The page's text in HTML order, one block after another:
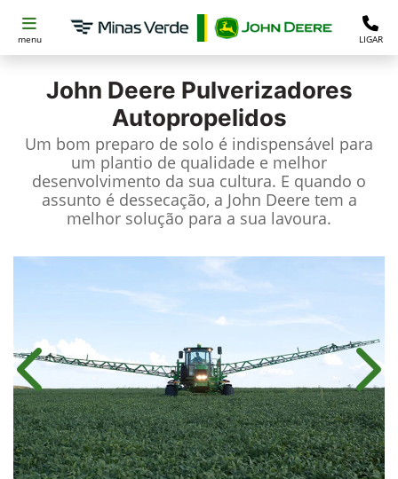
menu LIGAR
John Deere Pulverizadores
Autopropelidos
Um bom preparo de solo é indispensável para
um plantio de qualidade e melhor
desenvolvimento da sua cultura. E quando o
assunto é dessecação, a John Deere tem a
melhor solução para a sua lavoura.
Anterior